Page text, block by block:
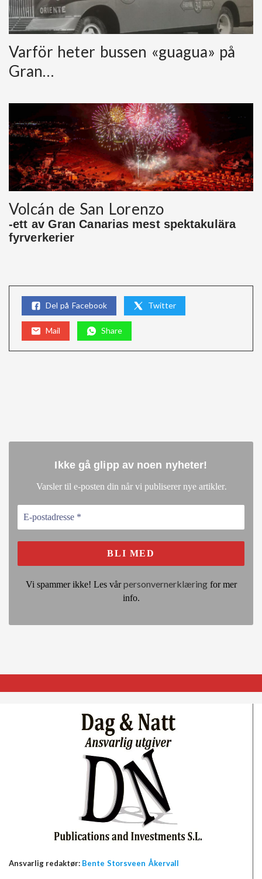
Varför heter bussen «guagua» på
Gran…
Volcán de San Lorenzo
-ett av Gran Canarias mest spektakulära
fyrverkerier
Del på Facebook Twitter
Mail Share
Ikke gå glipp av noen nyheter!
Varsler til e-posten din når vi publiserer nye artikler.
Vi spammer ikke! Les vårpersonvernerklæringfor mer
info.
Ansvarlig redaktør: Bente Storsveen Åkervall